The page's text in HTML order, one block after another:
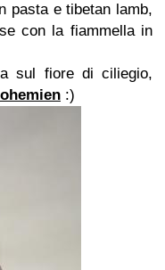
pasta e tibetan lamb,
con la fiammella in
sul fiore di ciliegio,
:)